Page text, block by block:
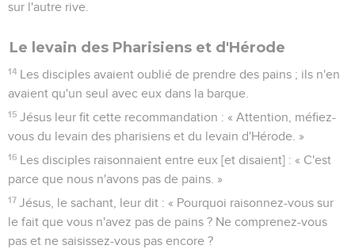
sur l'autre rive.
Le levain des Pharisiens et d'Hérode
14 Les disciples avaient oublié de prendre des pains ; ils n'en
avaient qu'un seul avec eux dans la barque.
15 Jésus leur fit cette recommandation : « Attention, méfiez-
vous du levain des pharisiens et du levain d'Hérode. »
16 Les disciples raisonnaient entre eux [et disaient] : « C'est
parce que nous n'avons pas de pains. »
17 Jésus, le sachant, leur dit : « Pourquoi raisonnez-vous sur
le fait que vous n'avez pas de pains ? Ne comprenez-vous
pas et ne saisissez-vous pas encore ?